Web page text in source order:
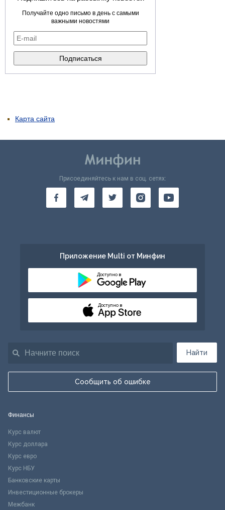
Получайте одно письмо в день с самыми
важными новостями
Карта сайта
Найти
Сообщить об ошибке
Присоединяйтесь к нам в соц. сетях:
Приложение Multi от Минфин
Доступно в
Доступно в
Финансы
Курс валют
Курс доллара
Курс евро
Курс НБУ
Банковские карты
Инвестиционные брокеры
Межбанк